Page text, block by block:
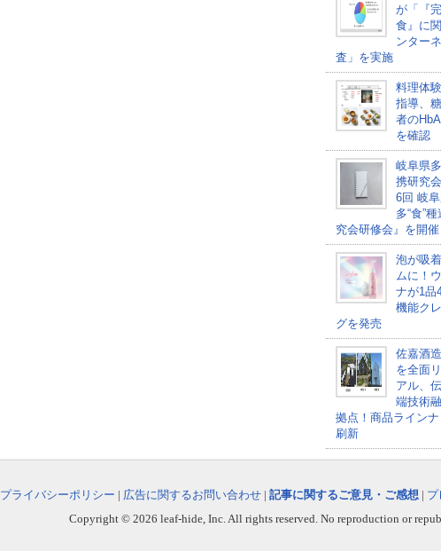
が「『
食』に
ンター
査」を実施
料理体
指導、
者の
を確認
岐阜県
携研究
6回 岐
多“食”
究会研修会』を開催
泡が吸
ムに！
ナが1品
機能ク
グを発売
佐嘉酒
を全面
アル、
端技術
拠点！商品ラインナ
刷新
プライバシーポリシー | 広告に関するお問い合わせ | 記事に関するご意見・ご感想 |
Copyright © 2026 leaf-hide, Inc. All rights reserved. No reproduction or